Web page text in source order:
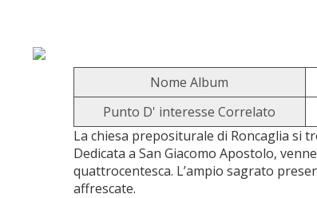
Nome Album
Punto D' interesse Correlato
La chiesa prepositurale di Roncaglia si
Dedicata a San Giacomo Apostolo,
quattrocentesca. L’ampio sagrato
affrescate.